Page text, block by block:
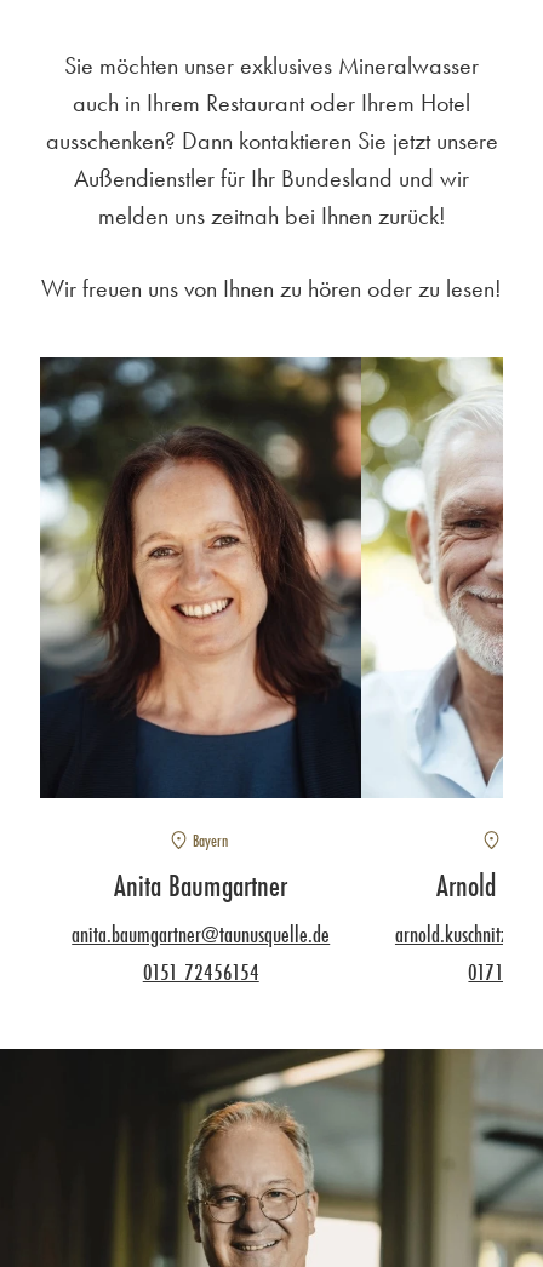
Sie möchten unser exklusives Mineralwasser
auch in Ihrem Restaurant oder Ihrem Hotel
ausschenken? Dann kontaktieren Sie jetzt unsere
Außendienstler für Ihr Bundesland und wir
melden uns zeitnah bei Ihnen zurück!
Wir freuen uns von Ihnen zu hören oder zu lesen!
Bayern
Anita Baumgartner
anita.baumgartner@taunusquelle.de
0151 72456154
Arnold
0171